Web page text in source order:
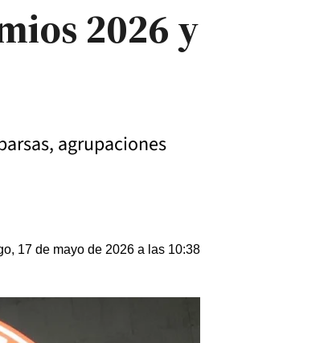
2026 y
agrupaciones
17 de mayo de 2026 a las 10:38